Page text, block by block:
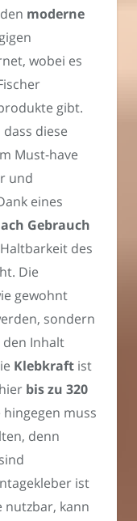
moderne
wobei es
gibt.
diese
Must-have
und
eines
Gebrauch
des
Die
gewohnt
sondern
den Inhalt
Klebkraft ist
bis zu 320
hingegen muss
denn
ist
nutzbar, kann